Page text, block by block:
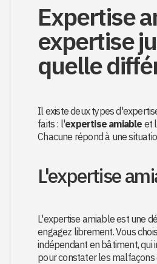
Expertise
expertise
quelle
Il existe deux types
faits : l'expertise amiable et
Chacune répond à une
L'expertise
L'expertise amiable est une
engagez librement. Vous
indépendant en bâtiment, qui
pour constater les